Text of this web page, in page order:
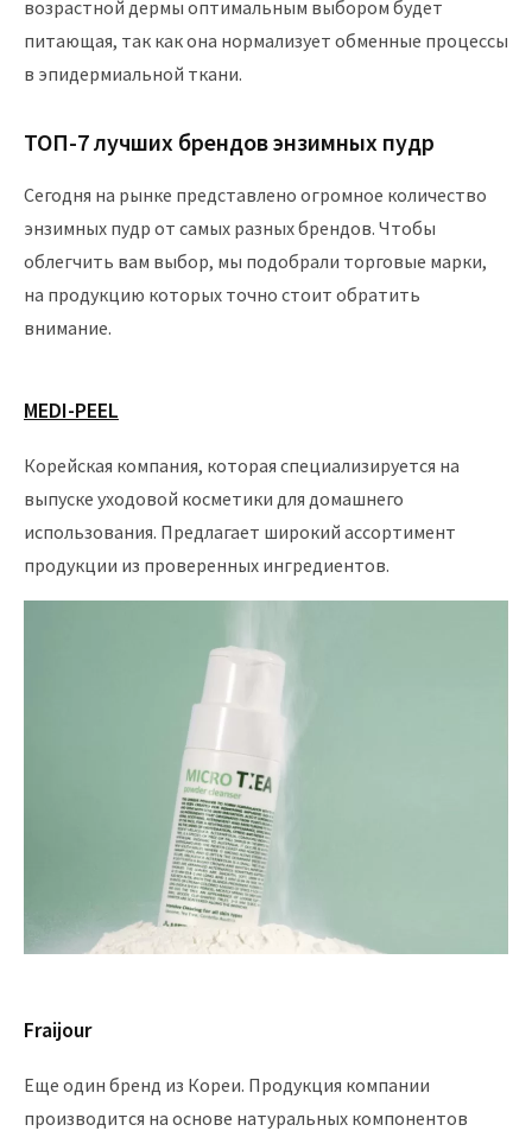
возрастной дермы оптимальным выбором будет
питающая, так как она нормализует обменные процессы
в эпидермиальной ткани.
ТОП-7 лучших брендов энзимных пудр
Сегодня на рынке представлено огромное количество
энзимных пудр от самых разных брендов. Чтобы
облегчить вам выбор, мы подобрали торговые марки,
на продукцию которых точно стоит обратить
внимание.
MEDI-PEEL
Корейская компания, которая специализируется на
выпуске уходовой косметики для домашнего
использования. Предлагает широкий ассортимент
продукции из проверенных ингредиентов.
Fraijour
Еще один бренд из Кореи. Продукция компании
производится на основе натуральных компонентов